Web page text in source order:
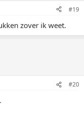
#19
zover ik weet.
#20